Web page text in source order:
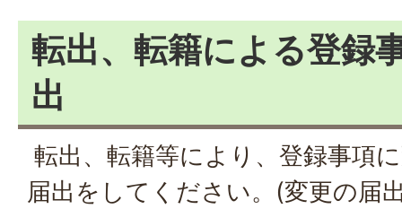
転出、転籍による登録
出
転出、転籍等により、登録事項
届出をしてください。(変更の届